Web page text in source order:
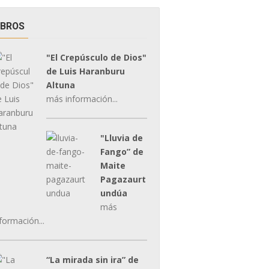
"El Crepúsculo de Dios"
de Luis Haranburu
Altuna
más información...
"Lluvia de
Fango” de
Maite
Pagazaurt
undúa
más
“La mirada sin ira” de